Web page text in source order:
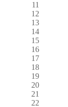
11
12
13
14
15
16
17
18
19
20
21
22